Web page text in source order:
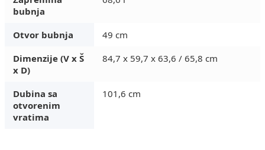
bubnja
Otvor bubnja
49 cm
Dimenzije (V x Š
x D)
84,7 x 59,7 x 63,6 / 65,8 cm
Dubina sa
otvorenim
vratima
101,6 cm